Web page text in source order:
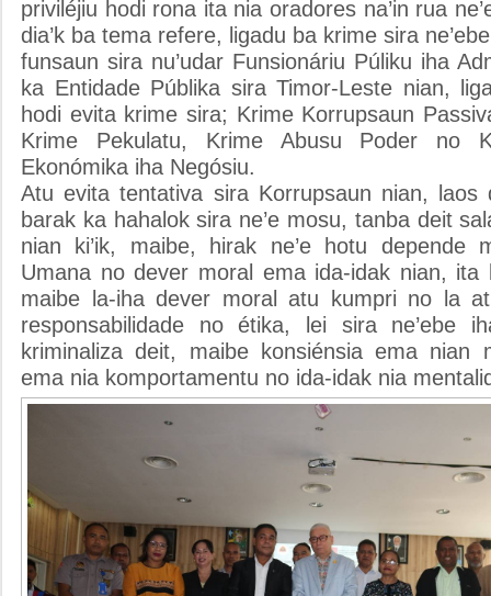
priviléjiu hodi rona ita nia oradores na’in rua
dia’k ba tema refere, ligadu ba krime sira
funsaun sira nu’udar Funsionáriu Púliku iha
ka Entidade Públika sira Timor-Leste nian,
hodi evita krime sira; Krime Korrupsaun
Krime Pekulatu, Krime Abusu Poder no
Ekonómika iha Negósiu.
Atu evita tentativa sira Korrupsaun nian, laos
barak ka hahalok sira ne’e mosu, tanba deit
nian ki’ik, maibe, hirak ne’e hotu depende
Umana no dever moral ema ida-idak nian, ita
maibe la-iha dever moral atu kumpri no la
responsabilidade no étika, lei sira ne’ebe
kriminaliza deit, maibe konsiénsia ema nian
ema nia komportamentu no ida-idak nia